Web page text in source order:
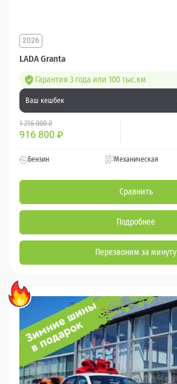
LADA Granta
2026
Гарантия 3 года или 100 тыс.км
Ваш кешбек
1 216 000 ₽
916 800 ₽
Бензин Механическая
Сравнить
Подробнее
Перезвоним за минуту